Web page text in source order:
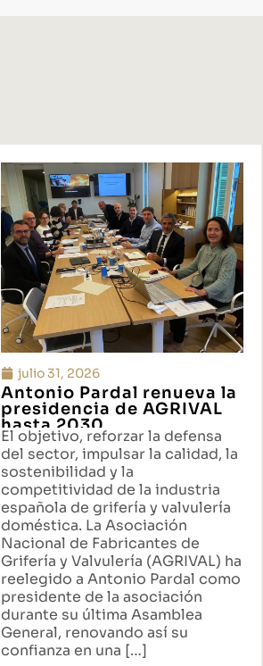
julio 31, 2026
Antonio Pardal renueva la
presidencia de AGRIVAL
hasta 2030
El objetivo, reforzar la defensa
del sector, impulsar la calidad, la
sostenibilidad y la
competitividad de la industria
española de grifería y valvulería
doméstica. La Asociación
Nacional de Fabricantes de
Grifería y Valvulería (AGRIVAL) ha
reelegido a Antonio Pardal como
presidente de la asociación
durante su última Asamblea
General, renovando así su
confianza en una […]